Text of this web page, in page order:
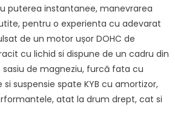
puterea instantanee, manevrarea
pentru o experienta cu adevarat
de un motor ușor DOHC de
cu lichid si dispune de un cadru din
sasiu de magneziu, furcă fata cu
suspensie spate KYB cu amortizor,
atat la drum drept, cat si